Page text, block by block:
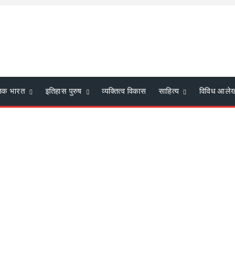
भारत इतिहास पुरुष व्यक्तित्व विकास साहित्य विविध